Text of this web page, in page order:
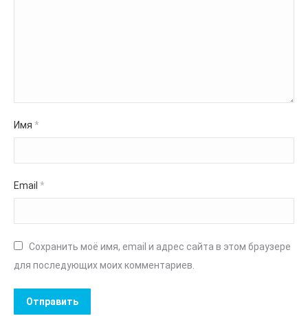
Имя *
Email *
Сохранить моё имя, email и адрес сайта в этом браузере
для последующих моих комментариев.